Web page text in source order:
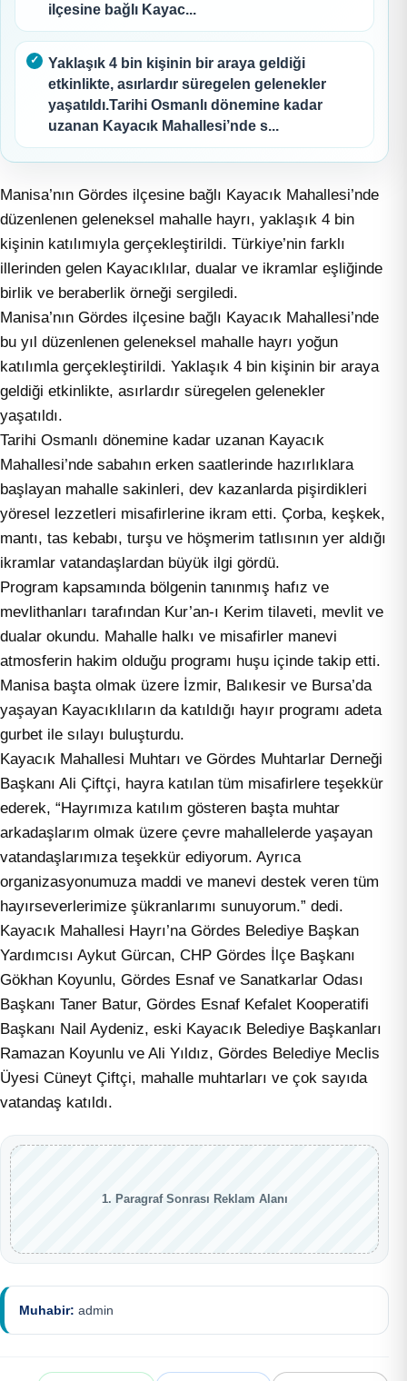
ilçesine bağlı Kayac...
Yaklaşık 4 bin kişinin bir araya geldiği
etkinlikte, asırlardır süregelen gelenekler
yaşatıldı.Tarihi Osmanlı dönemine kadar
uzanan Kayacık Mahallesi’nde s...
Manisa’nın Gördes ilçesine bağlı Kayacık Mahallesi’nde
düzenlenen geleneksel mahalle hayrı, yaklaşık 4 bin
kişinin katılımıyla gerçekleştirildi. Türkiye’nin farklı
illerinden gelen Kayacıklılar, dualar ve ikramlar eşliğinde
birlik ve beraberlik örneği sergiledi.
Manisa’nın Gördes ilçesine bağlı Kayacık Mahallesi’nde
bu yıl düzenlenen geleneksel mahalle hayrı yoğun
katılımla gerçekleştirildi. Yaklaşık 4 bin kişinin bir araya
geldiği etkinlikte, asırlardır süregelen gelenekler
yaşatıldı.
Tarihi Osmanlı dönemine kadar uzanan Kayacık
Mahallesi’nde sabahın erken saatlerinde hazırlıklara
başlayan mahalle sakinleri, dev kazanlarda pişirdikleri
yöresel lezzetleri misafirlerine ikram etti. Çorba, keşkek,
mantı, tas kebabı, turşu ve höşmerim tatlısının yer aldığı
ikramlar vatandaşlardan büyük ilgi gördü.
Program kapsamında bölgenin tanınmış hafız ve
mevlithanları tarafından Kur’an-ı Kerim tilaveti, mevlit ve
dualar okundu. Mahalle halkı ve misafirler manevi
atmosferin hakim olduğu programı huşu içinde takip etti.
Manisa başta olmak üzere İzmir, Balıkesir ve Bursa’da
yaşayan Kayacıklıların da katıldığı hayır programı adeta
gurbet ile sılayı buluşturdu.
Kayacık Mahallesi Muhtarı ve Gördes Muhtarlar Derneği
Başkanı Ali Çiftçi, hayra katılan tüm misafirlere teşekkür
ederek, “Hayrımıza katılım gösteren başta muhtar
arkadaşlarım olmak üzere çevre mahallelerde yaşayan
vatandaşlarımıza teşekkür ediyorum. Ayrıca
organizasyonumuza maddi ve manevi destek veren tüm
hayırseverlerimize şükranlarımı sunuyorum.” dedi.
Kayacık Mahallesi Hayrı’na Gördes Belediye Başkan
Yardımcısı Aykut Gürcan, CHP Gördes İlçe Başkanı
Gökhan Koyunlu, Gördes Esnaf ve Sanatkarlar Odası
Başkanı Taner Batur, Gördes Esnaf Kefalet Kooperatifi
Başkanı Nail Aydeniz, eski Kayacık Belediye Başkanları
Ramazan Koyunlu ve Ali Yıldız, Gördes Belediye Meclis
Üyesi Cüneyt Çiftçi, mahalle muhtarları ve çok sayıda
vatandaş katıldı.
1. Paragraf Sonrası Reklam Alanı
Muhabir: admin